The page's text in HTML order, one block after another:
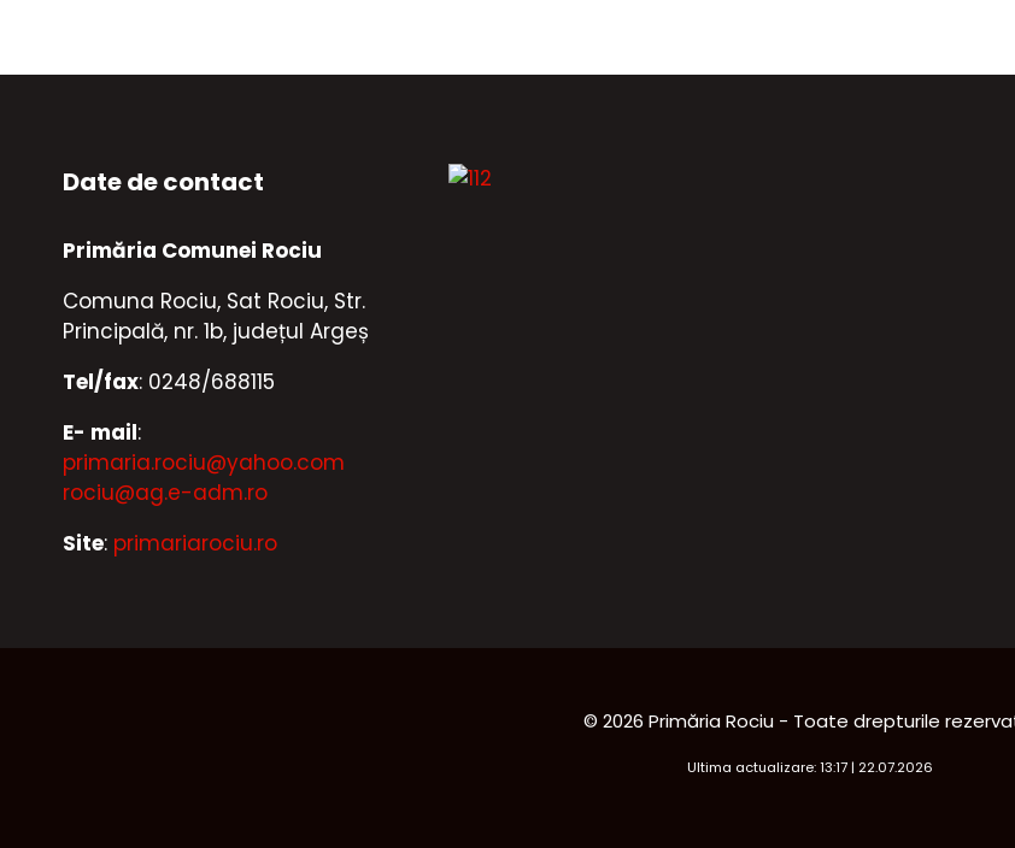
Date de contact
Primăria Comunei Rociu
Comuna Rociu, Sat Rociu, Str.
Principală, nr. 1b, județul Argeș
Tel/fax: 0248/688115
E- mail:
primaria.rociu@yahoo.com
rociu@ag.e-adm.ro
Site: primariarociu.ro
© 2026 Primăria Rociu - Toate drepturile
Ultima actualizare: 13:17 | 22.07.2026